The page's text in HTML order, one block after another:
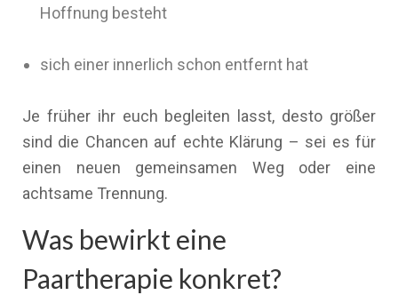
Hoffnung besteht
sich einer innerlich schon entfernt hat
Je früher ihr euch begleiten lasst, desto größer
sind die Chancen auf echte Klärung – sei es für
einen neuen gemeinsamen Weg oder eine
achtsame Trennung.
Was bewirkt eine
Paartherapie konkret?